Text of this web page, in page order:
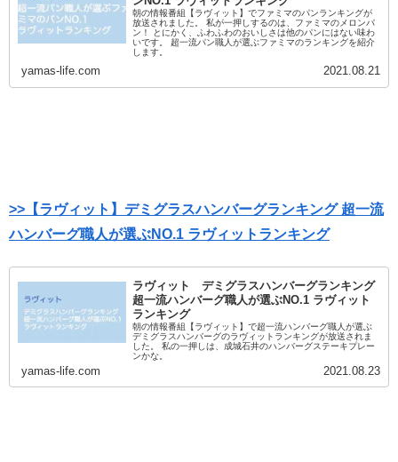
朝の情報番組【ラヴィット】でファミマのパンランキングが
放送されました。 私が一押しするのは、ファミマのメロンパ
ン！ とにかく、ふわふわのおいしさは他のパンにはない味わ
いです。 超一流パン職人が選ぶファミマのランキングを紹介
します。
yamas-life.com 2021.08.21
>>【ラヴィット】デミグラスハンバーグランキング 超一流
ハンバーグ職人が選ぶNO.1 ラヴィットランキング
ラヴィット デミグラスハンバーグランキング
超一流ハンバーグ職人が選ぶNO.1 ラヴィット
ランキング
朝の情報番組【ラヴィット】で超一流ハンバーグ職人が選ぶ
デミグラスハンバーグのラヴィットランキングが放送されま
した。 私の一押しは、成城石井のハンバーグステーキプレー
ンかな。
yamas-life.com 2021.08.23